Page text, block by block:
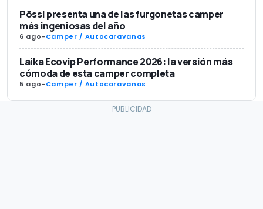
Pössl presenta una de las furgonetas camper
más ingeniosas del año
6 ago-Camper / Autocaravanas
Laika Ecovip Performance 2026: la versión más
cómoda de esta camper completa
5 ago-Camper / Autocaravanas